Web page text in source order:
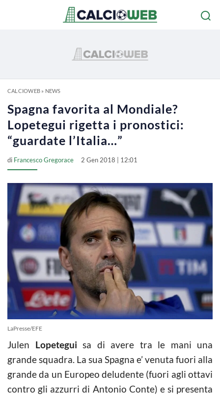
CALCIOWEB» NEWS
Spagna favorita al Mondiale?
Lopetegui rigetta i pronostici:
“guardate l’Italia…”
di Francesco Gregorace 2 Gen 2018 | 12:01
LaPresse/EFE
Julen Lopetegui sa di avere tra le mani una
grande squadra. La sua Spagna e’ venuta fuori alla
grande da un Europeo deludente (fuori agli ottavi
contro gli azzurri di Antonio Conte) e si presenta